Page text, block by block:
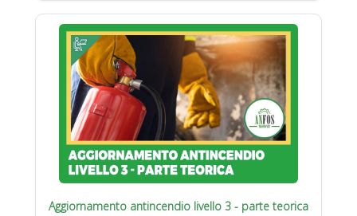
Aggiornamento antincendio livello 3 - parte teorica